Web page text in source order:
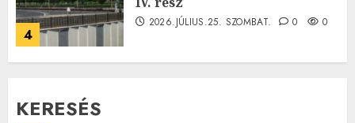
4
2026.JÚLIUS.25. SZOMBAT. 0 0
KERESÉS